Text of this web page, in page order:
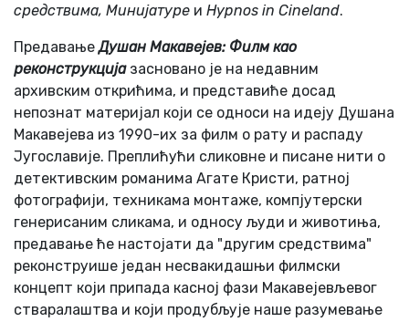
средствима, Минијатуре и Hypnos in Cineland.
ПредавањеДушан Макавејев: Филм као
реконструкција засновано је на недавним
архивским открићима, и представиће досад
непознат материјал који се односи на идеју Душана
Макавејева из 1990-их за филм о рату и распаду
Југославије. Преплићући сликовне и писане нити о
детективским романима Агате Кристи, ратној
фотографији, техникама монтаже, компјутерски
генерисаним сликама, и односу људи и животиња,
предавање ће настојати да "другим средствима"
реконструише један несвакидашњи филмски
концепт који припада касној фази Макавејевљевог
стваралаштва и који продубљује наше разумевање